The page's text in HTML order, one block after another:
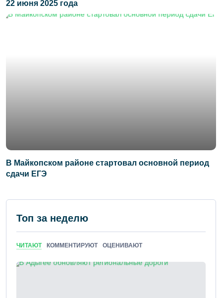
22 июня 2025 года
В Майкопском районе стартовал основной период
сдачи ЕГЭ
Топ за неделю
ЧИТАЮТ КОММЕНТИРУЮТ ОЦЕНИВАЮТ